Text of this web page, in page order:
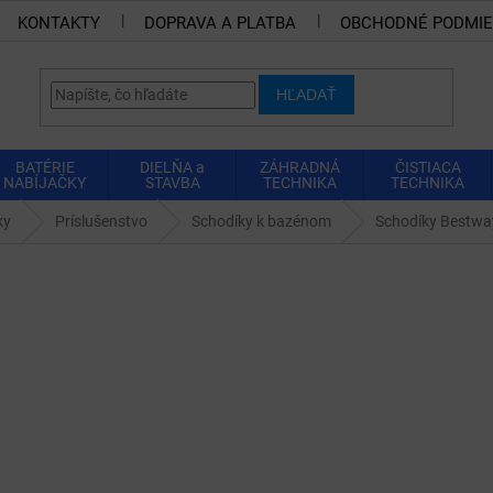
KONTAKTY DOPRAVA A PLATBA OBCHODNÉ
HĽADAŤ
BATÉRIE
NABÍJAČKY
DIELŇA a
STAVBA
ZÁHRADNÁ
TECHNIKA
ČISTIACA
TECHNIKA
Príslušenstvo Schodíky k bazénom Schodíky